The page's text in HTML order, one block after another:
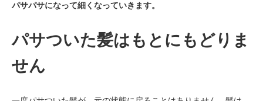
パサパサになって細くなっていきます。
パサついた髪はもとにもどりま
せん